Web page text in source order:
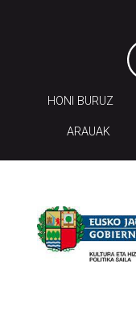
HONI BURUZ
ARAUAK